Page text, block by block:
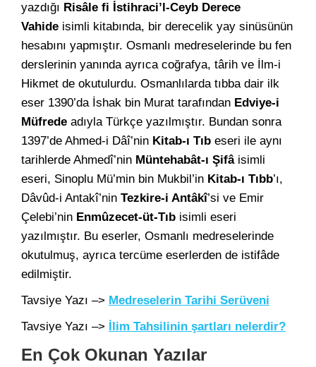
yazdığı Risâle fi İstihraci’l-Ceyb Derece
Vahide isimli kitabında, bir derecelik yay sinüsünün
hesabını yapmıştır. Osmanlı medreselerinde bu fen
derslerinin yanında ayrıca coğrafya, târih ve İlm-i
Hikmet de okutulurdu. Osmanlılarda tıbba dair ilk
eser 1390’da İshak bin Murat tarafından Edviye-i
Müfrede adıyla Türkçe yazılmıştır. Bundan sonra
1397’de Ahmed-i Dâî’nin Kitab-ı Tıb eseri ile aynı
tarihlerde Ahmedî’nin Müntehabât-ı Şifâisimli
eseri, Sinoplu Mü’min bin Mukbil’in Kitab-ı Tıbb’ı,
Dâvûd-i Antakî’nin Tezkire-i Antâkî’si ve Emir
Çelebi’nin Enmûzecet-üt-Tıb isimli eseri
yazılmıştır. Bu eserler, Osmanlı medreselerinde
okutulmuş, ayrıca tercüme eserlerden de istifâde
edilmiştir.
Tavsiye Yazı –> Medreselerin Tarihi Serüveni
Tavsiye Yazı –> İlim Tahsilinin şartları nelerdir?
En Çok Okunan Yazılar